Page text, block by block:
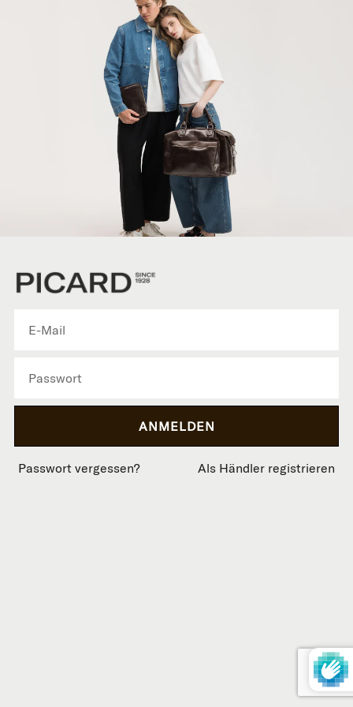
Passwort vergessen? Als Händler registrieren